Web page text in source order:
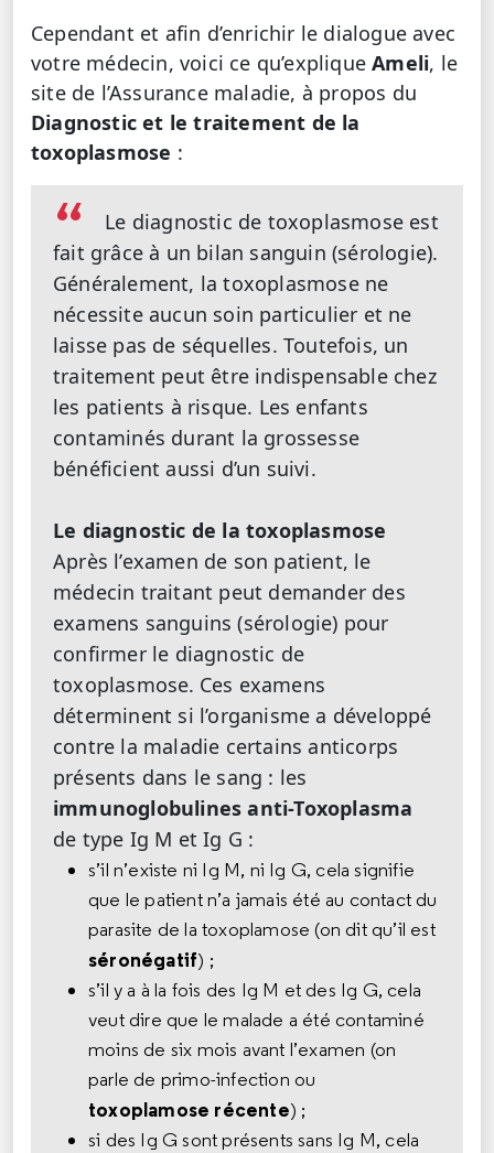
Cependant et afin d’enrichir le dialogue avec
votre médecin, voici ce qu’expliqueAmeli, le
site de l’Assurance maladie, à propos du
Diagnostic et le traitement de la
toxoplasmose :
Le diagnostic de toxoplasmose est
fait grâce à un bilan sanguin (sérologie).
Généralement, la toxoplasmose ne
nécessite aucun soin particulier et ne
laisse pas de séquelles. Toutefois, un
traitement peut être indispensable chez
les patients à risque. Les enfants
contaminés durant la grossesse
bénéficient aussi d’un suivi.
Le diagnostic de la toxoplasmose
Après l’examen de son patient, le
médecin traitant peut demander des
examens sanguins (sérologie) pour
confirmer le diagnostic de
toxoplasmose. Ces examens
déterminent si l’organisme a développé
contre la maladie certains anticorps
présents dans le sang : les
immunoglobulines anti-Toxoplasma
de type Ig M et Ig G :
s’il n’existe ni Ig M, ni Ig G, cela signifie
que le patient n’a jamais été au contact du
parasite de la toxoplamose (on dit qu’il est
séronégatif) ;
s’il y a à la fois des Ig M et des Ig G, cela
veut dire que le malade a été contaminé
moins de six mois avant l’examen (on
parle de primo-infection ou
toxoplamose récente) ;
si des Ig G sont présents sans Ig M, cela